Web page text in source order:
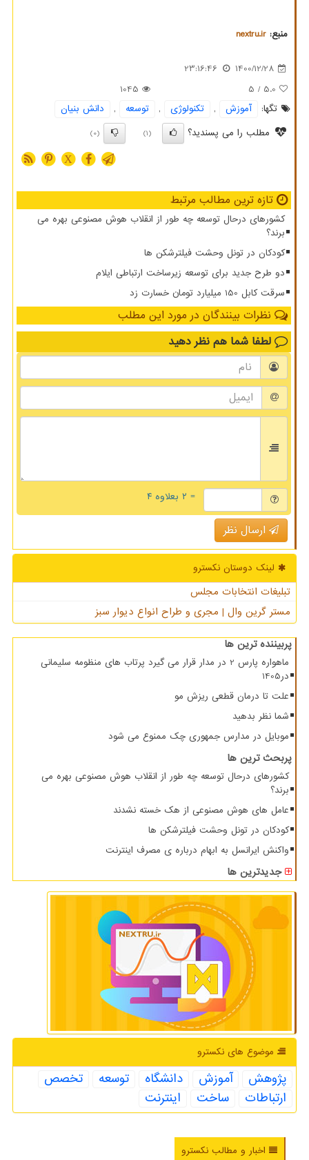
منبع: nextru.ir
1400/12/28
23:16:46
5.0
/ 5
1045
تگها:
آموزش , تكنولوژی , توسعه ,
دانش بنیان
مطلب را می پسندید؟
(1)
(0)
X
تازه ترین مطالب مرتبط
کشورهای درحال توسعه چه طور از انقلاب هوش مصنوعی بهره می
برند؟
کودکان در تونل وحشت فیلترشکن ها
دو طرح جدید برای توسعه زیرساخت ارتباطی ایلام
سرقت کابل 150 میلیارد تومان خسارت زد
نظرات بینندگان در مورد این مطلب
لطفا شما هم نظر دهید
= ۲ بعلاوه ۴
ارسال نظر
لینک دوستان نكسترو
تبلیغات انتخابات مجلس
مستر گرین وال | مجری و طراح انواع دیوار سبز
پربیننده ترین ها
ماهواره پارس 2 در مدار قرار می گیرد پرتاب های منظومه سلیمانی
در1405
علت تا درمان قطعی ریزش مو
شما نظر بدهید
موبایل در مدارس جمهوری چک ممنوع می شود
پربحث ترین ها
کشورهای درحال توسعه چه طور از انقلاب هوش مصنوعی بهره می
برند؟
عامل های هوش مصنوعی از هک خسته نشدند
کودکان در تونل وحشت فیلترشکن ها
واکنش ایرانسل به ابهام درباره ی مصرف اینترنت
جدیدترین ها
موضوع های نكسترو
پژوهش آموزش دانشگاه توسعه
تخصص
ارتباطات
ساخت اینترنت
اخبار و مطالب نکسترو